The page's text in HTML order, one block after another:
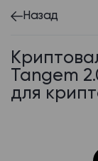
Назад
Tangem
для